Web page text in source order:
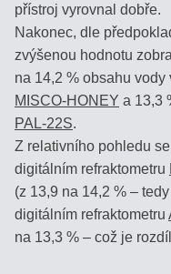
přístroj vyrovnal dobře.
Nakonec, dle
zvýšenou hodnotu
na 14,2 % obsahu vody
MISCO-HONEY a 13,3
PAL-22S.
Z relativního pohledu
digitálním refraktometru
(z 13,9 na 14,2 % –
digitálním refraktometru
na 13,3 % – což je
info
ÚVOD
DOKONČIT
OBJEDNÁVKU
>
JAK
NAKUPOVAT?